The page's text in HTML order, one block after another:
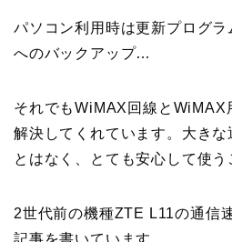
パソコン利用時は更新プログ
へのバックアップ…
それでもWiMAX回線とWiMAX
解決してくれています。大きな
とはなく、とても安心して使う
2世代前の機種ZTE L11の通信